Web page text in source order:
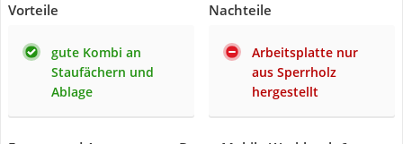
Vorteile
gute Kombi an
Staufächern und
Ablage
Nachteile
Arbeitsplatte nur
aus Sperrholz
hergestellt